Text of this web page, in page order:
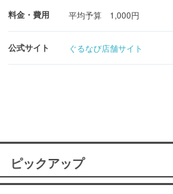
料金・費用 平均予算 1,000円
公式サイト ぐるなび店舗サイト
ピックアップ